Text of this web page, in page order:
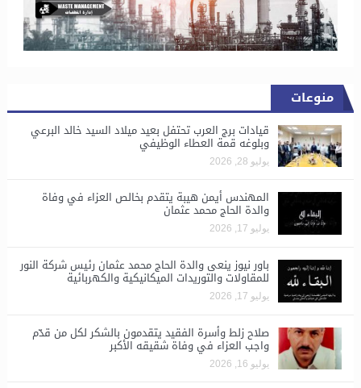
منوعات
قيادات برج العرب تحتفل بعيد ميلاد السيد خالد البرعي
وبلوغه قمة العطاء الوظيفي
يوليو 28, 2026
المهندس أيمن هيبة يتقدم بخالص العزاء في وفاة
والدة الحاج محمد عثمان
يوليو 17, 2026
باور نيوز ينعى والدة الحاج محمد عثمان رئيس شركة النور
للمقاولات والتوريدات الميكانيكية والكهربائية
يوليو 17, 2026
صلاح زلط وأسرة الفقيد يتقدمون بالشكر لكل من قدّم
واجب العزاء في وفاة شقيقه الأكبر
يوليو 16, 2026